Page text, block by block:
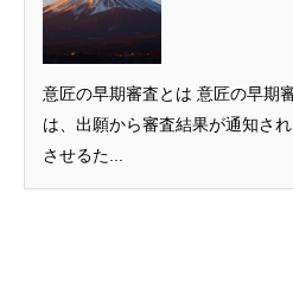
意匠の早期審査とは 意匠の早期審査制度とは 早期審査請求
は、出願から審査結果が通知さ
させるた...